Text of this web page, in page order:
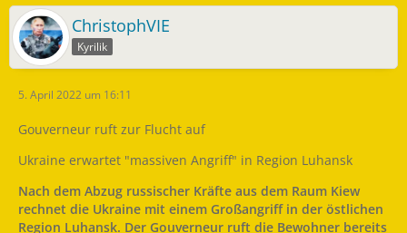
ChristophVIE
Kyrilik
5. April 2022 um 16:11
Gouverneur ruft zur Flucht auf
Ukraine erwartet "massiven Angriff" in Region Luhansk
Nach dem Abzug russischer Kräfte aus dem Raum Kiew
rechnet die Ukraine mit einem Großangriff in der östlichen
Region Luhansk. Der Gouverneur ruft die Bewohner bereits